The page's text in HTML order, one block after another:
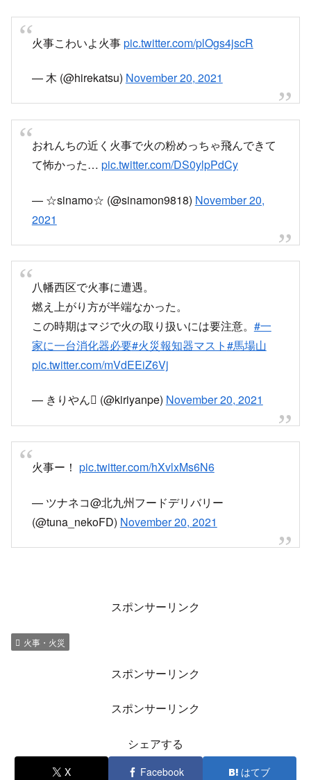
火事こわいよ火事pic.twitter.com/plOgs4jscR
— 木 (@hirekatsu) November 20, 2021
おれんちの近く火事で火の粉めっちゃ飛んできて
て怖かった… pic.twitter.com/DS0ylpPdCy
— ☆sinamo☆ (@sinamon9818) November 20,
2021
八幡西区で火事に遭遇。
燃え上がり方が半端なかった。
この時期はマジで火の取り扱いには要注意。 #一
家に一台消化器必要#火災報知器マスト#馬場山
pic.twitter.com/mVdEEiZ6Vj
— きりやん (@kiriyanpe) November 20, 2021
火事ー！ pic.twitter.com/hXvlxMs6N6
— ツナネコ@北九州フードデリバリー
(@tuna_nekoFD) November 20, 2021
スポンサーリンク
火事・火災
スポンサーリンク
スポンサーリンク
シェアする
X Facebook はてブ